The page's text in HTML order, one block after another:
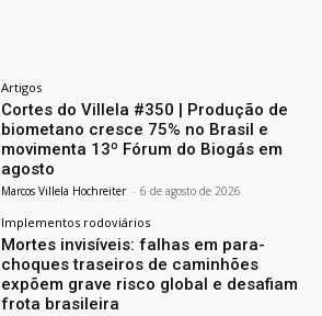
Artigos
Cortes do Villela #350 | Produção de
biometano cresce 75% no Brasil e
movimenta 13º Fórum do Biogás em
agosto
Marcos Villela Hochreiter - 6 de agosto de 2026
Implementos rodoviários
Mortes invisíveis: falhas em para-
choques traseiros de caminhões
expõem grave risco global e desafiam
frota brasileira